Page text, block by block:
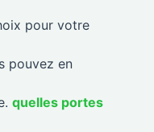
pour votre
pouvez en
quelles portes